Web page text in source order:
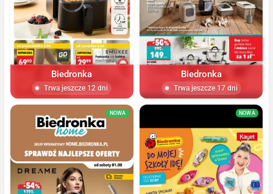
Biedronka
Trwa jeszcze 12 dni
Biedronka
Trwa jeszcze 17 dni
NOWA NOWA